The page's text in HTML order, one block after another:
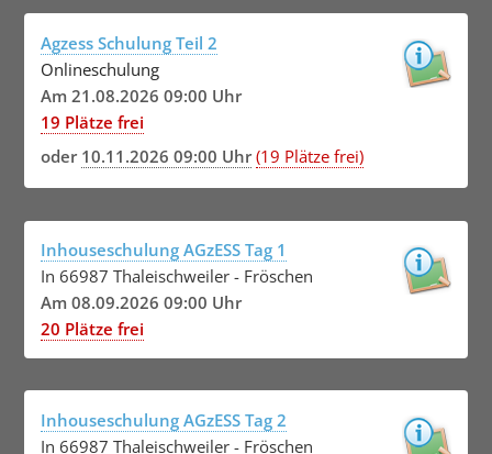
Agzess Schulung Teil 2
Onlineschulung
Am 21.08.2026 09:00 Uhr
19 Plätze frei
oder 10.11.2026 09:00 Uhr (19 Plätze frei)
Inhouseschulung AGzESS Tag 1
In 66987 Thaleischweiler - Fröschen
Am 08.09.2026 09:00 Uhr
20 Plätze frei
Inhouseschulung AGzESS Tag 2
In 66987 Thaleischweiler - Fröschen